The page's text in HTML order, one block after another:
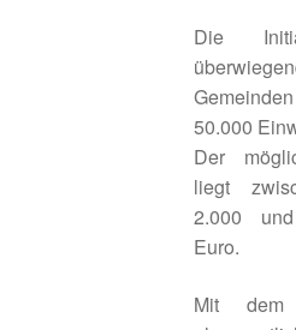
Umgesetzte Projekte
Gesamte Region
Die
50.000
Der
liegt
2.000
Euro.
Mit dem